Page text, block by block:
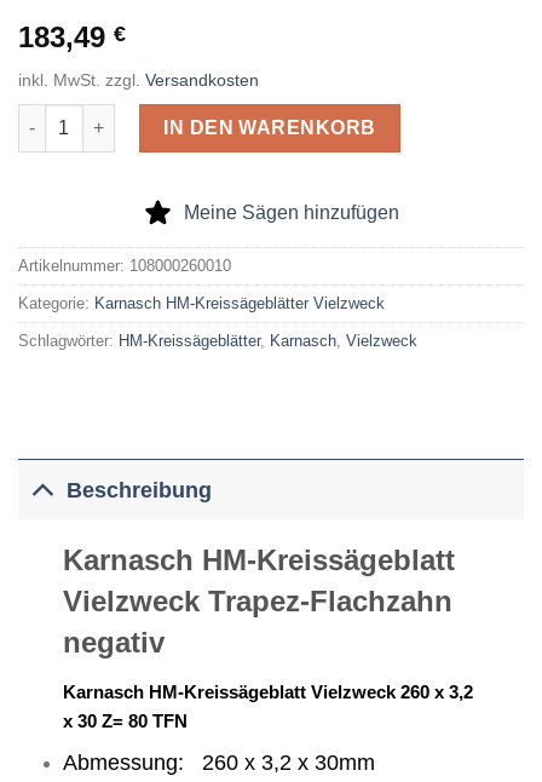
183,49 €
inkl. MwSt. zzgl. Versandkosten
Karnasch HM-Kreissägeblatt Vielzweck 260 x 3,2 x 30 Z= 80
IN DEN WARENKORB
Meine Sägen hinzufügen
Artikelnummer: 108000260010
Kategorie: Karnasch HM-Kreissägeblätter Vielzweck
Schlagwörter: HM-Kreissägeblätter, Karnasch Vielzweck
Beschreibung
Karnasch HM-Kreissägeblatt
Vielzweck Trapez-Flachzahn
negativ
Karnasch HM-Kreissägeblatt Vielzweck 260 x 3,2
x 30 Z= 80 TFN
Abmessung: 260 x 3,2 x 30mm